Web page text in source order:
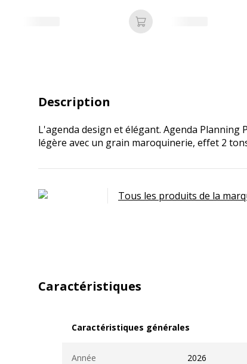
Ajouter au panier
Description
L'agenda design et élégant. Agenda
légère avec un grain maroquinerie, effet 2
Tous les produits de la
Caractéristiques
Caractéristiques générales
Année 2026